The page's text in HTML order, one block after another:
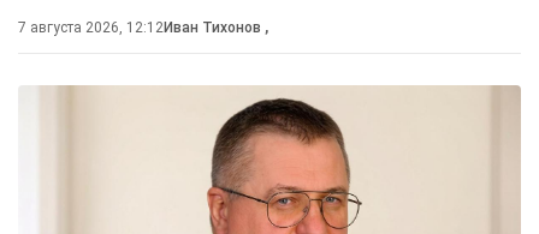
7 августа 2026, 12:12Иван Тихонов ,